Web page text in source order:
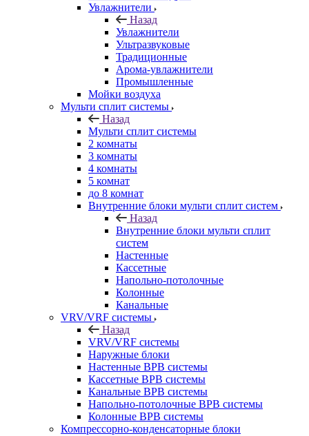
Увлажнители
Назад
Увлажнители
Ультразвуковые
Традиционные
Арома-увлажнители
Промышленные
Мойки воздуха
Мульти сплит системы
Назад
Мульти сплит системы
2 комнаты
3 комнаты
4 комнаты
5 комнат
до 8 комнат
Внутренние блоки мульти сплит систем
Назад
Внутренние блоки мульти сплит
систем
Настенные
Кассетные
Напольно-потолочные
Колонные
Канальные
VRV/VRF системы
Назад
VRV/VRF системы
Наружные блоки
Настенные ВРВ системы
Кассетные ВРВ системы
Канальные ВРВ системы
Напольно-потолочные ВРВ системы
Колонные ВРВ системы
Компрессорно-конденсаторные блоки